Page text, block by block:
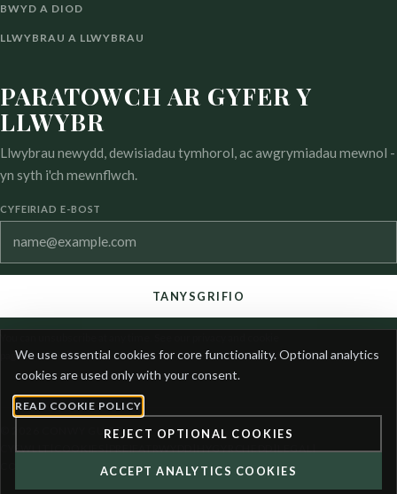
BWYD A DIOD
LLWYBRAU A LLWYBRAU
PARATOWCH AR GYFER Y
LLWYBR
Llwybrau newydd, dewisiadau tymhorol, ac awgrymiadau mewnol -
yn syth i'ch mewnflwch.
CYFEIRIAD E-BOST
TANYSGRIFIO
pages for details.
© 2026 CONWY GUIDE.
CYSWLLT|COOKIES|PREIFATRWYDD|HYGYRCHEDD|LEGAL|
COOKIE
PREFERENCES
We use essential cookies for core functionality. Optional analytics
cookies are used only with your consent.
READ COOKIE POLICY
REJECT OPTIONAL COOKIES
ACCEPT ANALYTICS COOKIES